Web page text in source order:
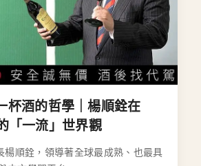
杯酒的哲學｜楊順銓在
「一流」世界觀
楊順銓，領導著全球最成熟、也最具